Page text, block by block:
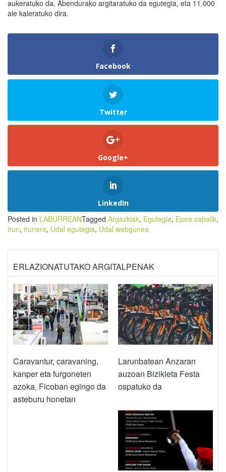
aukeratuko da. Abendurako argitaratuko da egutegia, eta 11.000
ale kaleratuko dira.
Facebook
Twitter
Google+
LinkedIn
Posted in LABURREANTagged Argazkiak, Egutegia, Epea zabalik,
irun, irunero, Udal egutegia, Udal webgunea
ERLAZIONATUTAKO ARGITALPENAK
Caravantur, caravaning,
kanper eta furgoneten
azoka, Ficoban egingo da
asteburu honetan
Larunbatean Anzaran
auzoan Bizikleta Festa
ospatuko da